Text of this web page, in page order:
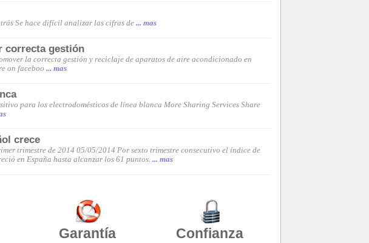
Se hace difícil analizar las cifras de... mas
correcta gestión
la correcta gestión y reciclaje de aparatos de aire acondicionado en
on faceboo... mas
para los electrodomésticos de línea blanca More Sharing Services Share
crece
trimestre de 2014 05/05/2014 Por sexto trimestre consecutivo el índice de
en España hasta alcanzar los 61 puntos.... mas
Garantía Confianza